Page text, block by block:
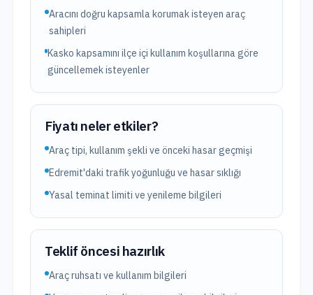
Aracını doğru kapsamla korumak isteyen araç
sahipleri
Kasko kapsamını ilçe içi kullanım koşullarına göre
güncellemek isteyenler
Fiyatı neler etkiler?
Araç tipi, kullanım şekli ve önceki hasar geçmişi
Edremit'daki trafik yoğunluğu ve hasar sıklığı
Yasal teminat limiti ve yenileme bilgileri
Teklif öncesi hazırlık
Araç ruhsatı ve kullanım bilgileri